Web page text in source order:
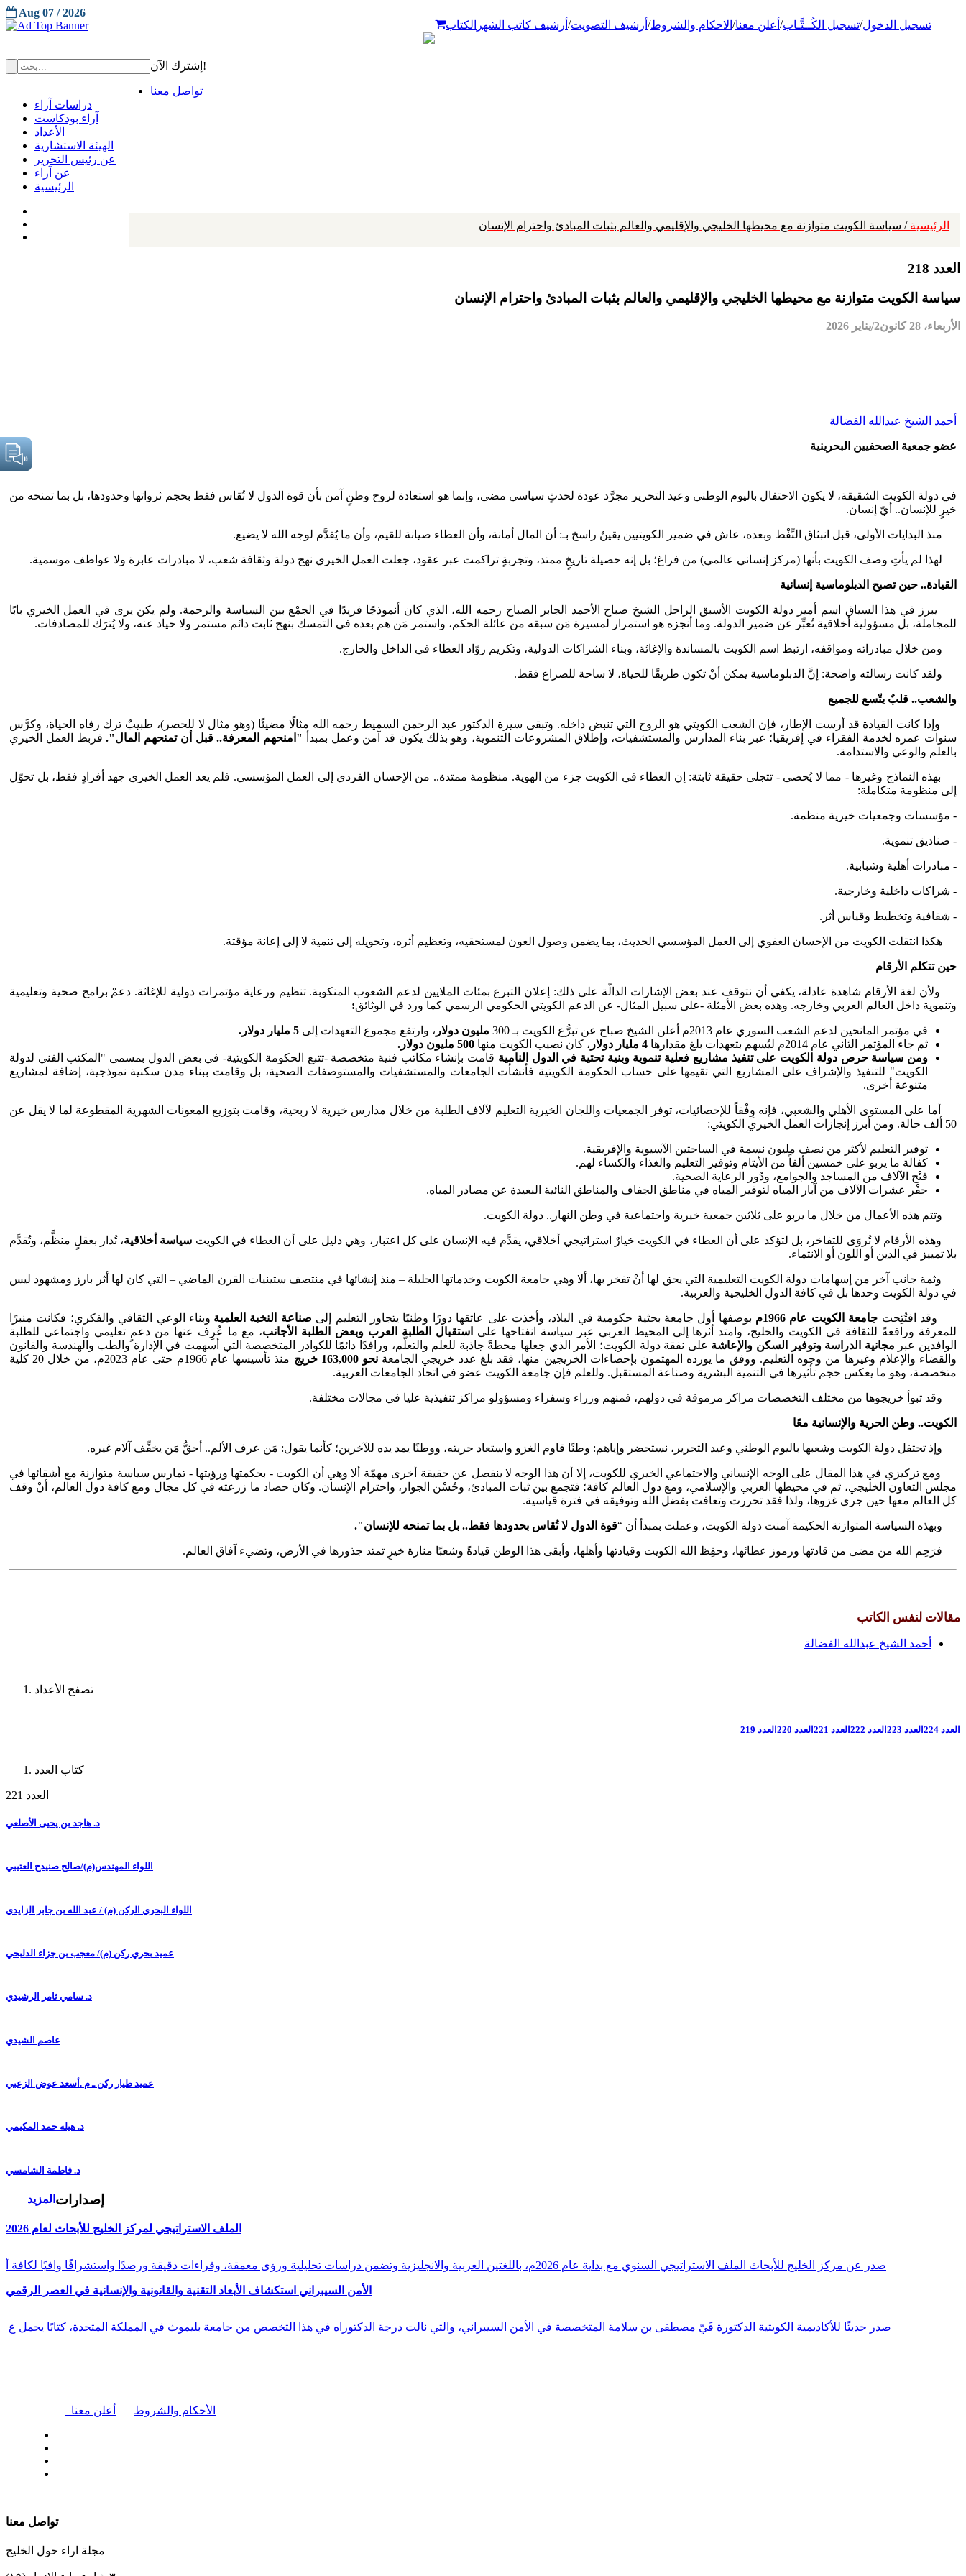
تسجيل الدخول/تسجيل الكُــتَّـاب/ أعلن معنا/ الاحكام والشروط/ أرشيف التصويت/ أرشيف كاتب الشهر الكتاب
Aug 07 / 2026
إشترك الآن!
تواصل معنا
دراسات آراء
آراء بودكاست
الأعداد
الهيئة الاستشارية
عن رئيس التحرير
عن آراء
الرئيسية
الرئيسية / سياسة الكويت متوازنة مع محيطها الخليجي والإقليمي والعالم بثبات المبادئ واحترام الإنسان
العدد 218
سياسة الكويت متوازنة مع محيطها الخليجي والإقليمي والعالم بثبات المبادئ واحترام الإنسان
الأربعاء، 28 كانون2/يناير 2026
أحمد الشيخ عبدالله الفضالة
عضو جمعية الصحفيين البحرينية
في دولة الكويت الشقيقة، لا يكون الاحتفال باليوم الوطني وعيد التحرير مجرَّد عودة لحدثٍ سياسي مضى، وإنما هو استعادة لروح وطنٍ آمن بأن قوة الدول لا تُقاس فقط بحجم ثرواتها وحدودها، بل بما تمنحه من
خيرٍ للإنسان.. أيّ إنسان.
منذ البدايات الأولى، قبل انبثاق النِّفْط وبعده، عاش في ضمير الكويتيين يقينٌ راسخ بـ: أن المال أمانة، وأن العطاء صيانة للقيم، وأن ما يُقدَّم لوجه الله لا يضيع.
لهذا لم يأتِ وصف الكويت بأنها (مركز إنساني عالمي) من فراغ؛ بل إنه حصيلة تاريخٍ ممتد، وتجربةٍ تراكمت عبر عقود، جعلت العمل الخيري نهج دولة وثقافة شعب، لا مبادرات عابرة ولا عواطف موسمية.
القيادة.. حين تصبح الدبلوماسية إنسانية
يبرز في هذا السياق اسم أمير دولة الكويت الأسبق الراحل الشيخ صباح الأحمد الجابر الصباح رحمه الله، الذي كان أنموذجًا فريدًا في الجمْع بين السياسة والرحمة. ولم يكن يرى في العمل الخيري بابًا
للمجاملة، بل مسؤولية أخلاقية تُعبِّر عن ضمير الدولة. وما أنجزه هو استمرار لمسيرة مَن سبقه من عائلة الحكم، واستمر مَن هم بعده في التمسك بنهج ثابت دائم مستمر ولا حياد عنه، ولا يُترَك للمصادفات.
ومن خلال مبادراته ومواقفه، ارتبط اسم الكويت بالمساندة والإغاثة، وبناء الشراكات الدولية، وتكريم روّاد العطاء في الداخل والخارج.
ولقد كانت رسالته واضحة: إنَّ الدبلوماسية يمكن أنْ تكون طريقًا للحياة، لا ساحة للصراع فقط.
والشعب.. قلبٌ يتّسع للجميع
وإذا كانت القيادة قد أرست الإطار، فإن الشعب الكويتي هو الروح التي تنبض داخله. وتبقى سيرة الدكتور عبد الرحمن السميط رحمه الله مثالًا مضيئًا (وهو مثال لا للحصر)، طبيبٌ ترك رفاه الحياة، وكرَّس
سنوات عمره لخدمة الفقراء في إفريقيا؛ عبر بناء المدارس والمستشفيات، وإطلاق المشروعات التنموية، وهو بذلك يكون قد آمن وعمل بمبدأ
"امنحهم المعرفة.. قبل أن تمنحهم المال". فربط العمل الخيري
بالعلم والوعي والاستدامة.
بهذه النماذج وغيرها - مما لا يُحصى - تتجلى حقيقة ثابتة: إن العطاء في الكويت جزء من الهوية. منظومة ممتدة.. من الإحسان الفردي إلى العمل المؤسسي. فلم يعد العمل الخيري جهد أفرادٍ فقط، بل تحوّل
إلى منظومة متكاملة:
- مؤسسات وجمعيات خيرية منظمة.
- صناديق تنموية.
- مبادرات أهلية وشبابية.
- شراكات داخلية وخارجية.
- شفافية وتخطيط وقياس أثر.
هكذا انتقلت الكويت من الإحسان العفوي إلى العمل المؤسسي الحديث، بما يضمن وصول العون لمستحقيه، وتعظيم أثره، وتحويله إلى تنمية لا إلى إعانة مؤقتة.
حين تتكلم الأرقام
ولأن لغة الأرقام شاهدة عادلة، يكفي أن نتوقف عند بعض الإشارات الدالّة على ذلك: إعلان التبرع بمئات الملايين لدعم الشعوب المنكوبة. تنظيم ورعاية مؤتمرات دولية للإغاثة. دعمْ برامج صحية وتعليمية
وتنموية داخل العالم العربي وخارجه. وهذه بعض الأمثلة -على سبيل المثال- عن الدعم الكويتي الحكومي الرسمي كما ورد في الوثائق:
في مؤتمر المانحين لدعم الشعب السوري عام 2013م أعلن الشيخ صباح عن تبرُّع الكويت بـ 300 مليون دولار ، وارتفع مجموع التعهدات إلى 5 مليار دولار.
ثم جاء المؤتمر الثاني عام 2014م ليُسهم بتعهدات بلغ مقدارها
4 مليار دولار ، كان نصيب الكويت منها 500 مليون دولار.
ومن سياسة حرص دولة الكويت على تنفيذ مشاريع فعلية تنموية وبنية تحتية في الدول النامية قامت بإنشاء مكاتب فنية متخصصة -تتبع الحكومة الكويتية- في بعض الدول بمسمى "المكتب الفني لدولة
الكويت" للتنفيذ والإشراف على المشاريع التي تقيمها على حساب الحكومة الكويتية فأنشأت الجامعات والمستشفيات والمستوصفات الصحية، بل وقامت ببناء مدن سكنية نموذجية، إضافة لمشاريع
متنوعة أخرى.
أما على المستوى الأهلي والشعبي، فإنه وِفْقاً للإحصائيات، توفر الجمعيات واللجان الخيرية التعليم لآلاف الطلبة من خلال مدارس خيرية لا ربحية، وقامت بتوزيع المعونات الشهرية المقطوعة لما لا يقل عن
50 ألف حالة. ومن أبرز إنجازات العمل الخيري الكويتي:
توفير التعليم لأكثر من نصف مليون نسمة في الساحتين الآسيوية والإفريقية.
كفالة ما يربو على خمسين ألفاً من الأيتام وتوفير التعليم والغذاء والكساء لهم.
فتْح الآلاف من المساجد والجوامع، ودُور الرعاية الصحية.
حفْر عشرات الآلاف من آبار المياه لتوفير المياه في مناطق الجفاف والمناطق النائية البعيدة عن مصادر المياه.
وتتم هذه الأعمال من خلال ما يربو على ثلاثين جمعية خيرية واجتماعية في وطن النهار.. دولة الكويت.
وهذه الأرقام لا تُروَى للتفاخر، بل لتؤكد على أن العطاء في الكويت خيارٌ استراتيجي أخلاقي، يقدَّم فيه الإنسان على كل اعتبار، وهي دليل على أن العطاء في الكويت سياسة أخلاقية، تُدار بعقلٍ منظَّم، وتُقدَّم
بلا تمييز في الدين أو اللون أو الانتماء.
وثمة جانب آخر من إسهامات دولة الكويت التعليمية التي يحق لها أنْ تفخر بها، ألا وهي جامعة الكويت وخدماتها الجليلة – منذ إنشائها في منتصف ستينيات القرن الماضي – التي كان لها أثر بارز ومشهود ليس
في دولة الكويت وحدها بل في كافة الدول الخليجية والعربية.
وقد افتُتِحت جامعة الكويت عام 1966م بوصفها أول جامعة بحثية حكومية في البلاد، وأخذت على عاتقها دورًا وطنيًا يتجاوز التعليم إلى صناعة النخبة العلمية وبناء الوعي الثقافي والفكري؛ فكانت منبرًا
للمعرفة ورافعةً للثقافة في الكويت والخليج، وامتد أثرها إلى المحيط العربي عبر سياسة انفتاحها على
استقبال الطلبة العرب وبعض الطلبة الأجانب، مع ما عُرِف عنها من دعمٍ تعليمي واجتماعي للطلبة
الوافدين عبر مجانية الدراسة وتوفير السكن والإعاشة على نفقة دولة الكويت؛ الأمر الذي جعلها محطةً جاذبة للعلم والتعلُّم، ورافدًا دائمًا للكوادر المتخصصة التي أسهمت في الإدارة والطب والهندسة والقانون
والقضاء والإعلام وغيرها من وجوه التعليم. ووفق ما يورده المهتمون بإحصاءات الخريجين منها، فقد بلغ عدد خريجي الجامعةنحو 163,000 خريج
منذ تأسيسها عام 1966م حتى عام 2023م، من خلال 20 كلية
متخصصة، وهو ما يعكس حجم تأثيرها في التنمية البشرية وصناعة المستقبل. وللعلم فإن جامعة الكويت عضو في اتحاد الجامعات العربية.
وقد تبوأ خريجوها من مختلف التخصصات مراكز مرموقة في دولهم، فمنهم وزراء وسفراء ومسؤولو مراكز تنفيذية عليا في مجالات مختلفة.
الكويت.. وطن الحرية والإنسانية معًا
وإذ تحتفل دولة الكويت وشعبها باليوم الوطني وعيد التحرير، نستحضر وإياهم: وطنًا قاوم الغزو واستعاد حريته، ووطنًا يمد يده للآخرين؛ كأنما يقول: مَن عرف الألم.. أحقُّ مَن يخفِّف آلام غيره.
ومع تركيزي في هذا المقال على الوجه الإنساني والاجتماعي الخيري للكويت، إلا أن هذا الوجه لا ينفصل عن حقيقة أخرى مهمّة ألا وهي أن الكويت - بحكمتها ورؤيتها - تمارس سياسة متوازنة مع أشقائها في
مجلس التعاون الخليجي، ثم في محيطها العربي والإسلامي، ومع دول العالم كافة؛ فتجمع بين ثبات المبادئ، وحُسْن الجوار، واحترام الإنسان. وكان حصاد ما زرعته في كل مجال ومع كافة دول العالم، أنْ وقف
كل العالم معها حين جرى غزوها، ولذا فقد تحررت وتعافت بفضل الله وتوفيقه في فترة قياسية.
وبهذه السياسة المتوازنة الحكيمة آمنت دولة الكويت، وعملت بمبدأ أن “قوة الدول لا تُقاس بحدودها فقط.. بل بما تمنحه للإنسان".
فرَحِم الله من مضى من قادتها ورموز عطائها، وحفِظ الله الكويت وقيادتها وأهلها، وأبقى هذا الوطن قيادةً وشعبًا منارة خيرٍ تمتد جذورها في الأرض، وتضيء آفاق العالم.
مقالات لنفس الكاتب
أحمد الشيخ عبدالله الفضالة
تصفح الأعداد
العدد 224 العدد 223 العدد 222 العدد 221 العدد 220 العدد 219
كتاب العدد
العدد 221
د. هاجد بن يحيى الأصلعي
اللواء المهندس(م)/صالح صنيدح العتيبي
اللواء البحري الركن (م) / عبد الله بن جابر الزايدي
عميد بحري ركن (م)/ معجب بن جزاء الدلبحي
د. سامي ثامر الرشيدي
عاصم الشيدي
عميد طيار ركن ـ م .أسعد عوض الزعبي
د. هيله حمد المكيمي
د. فاطمة الشامسي
المزيد إصدارات
الملف الاستراتيجي لمركز الخليج للأبحاث لعام 2026
صدر عن مركز الخليج للأبحاث الملف الاستراتيجي السنوي مع بداية عام 2026م، باللغتين العربية والانجليزية وتضمن دراسات تحليلية ورؤى معمقة، وقراءات دقيقة ورصدًا واستشرافًا وافيًا لكافة أ
الأمن السيبراني استكشاف الأبعاد التقنية والقانونية والإنسانية في العصر الرقمي
صدر حديثًا للأكاديمية الكويتية الدكتورة فَيّ مصطفى بن سلامة المتخصصة في الأمن السيبراني، والتي نالت درجة الدكتوراه في هذا التخصص من جامعة بليموث في المملكة المتحدة، كتابًا يحمل ع
أعلن معنا الأحكام والشروط
تواصل معنا
مجلة اراء حول الخليج